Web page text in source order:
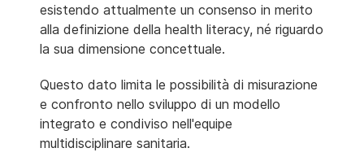
esistendo attualmente un consenso in merito
alla definizione della health literacy, né riguardo
la sua dimensione concettuale.
Questo dato limita le possibilità di misurazione
e confronto nello sviluppo di un modello
integrato e condiviso nell'equipe
multidisciplinare sanitaria.